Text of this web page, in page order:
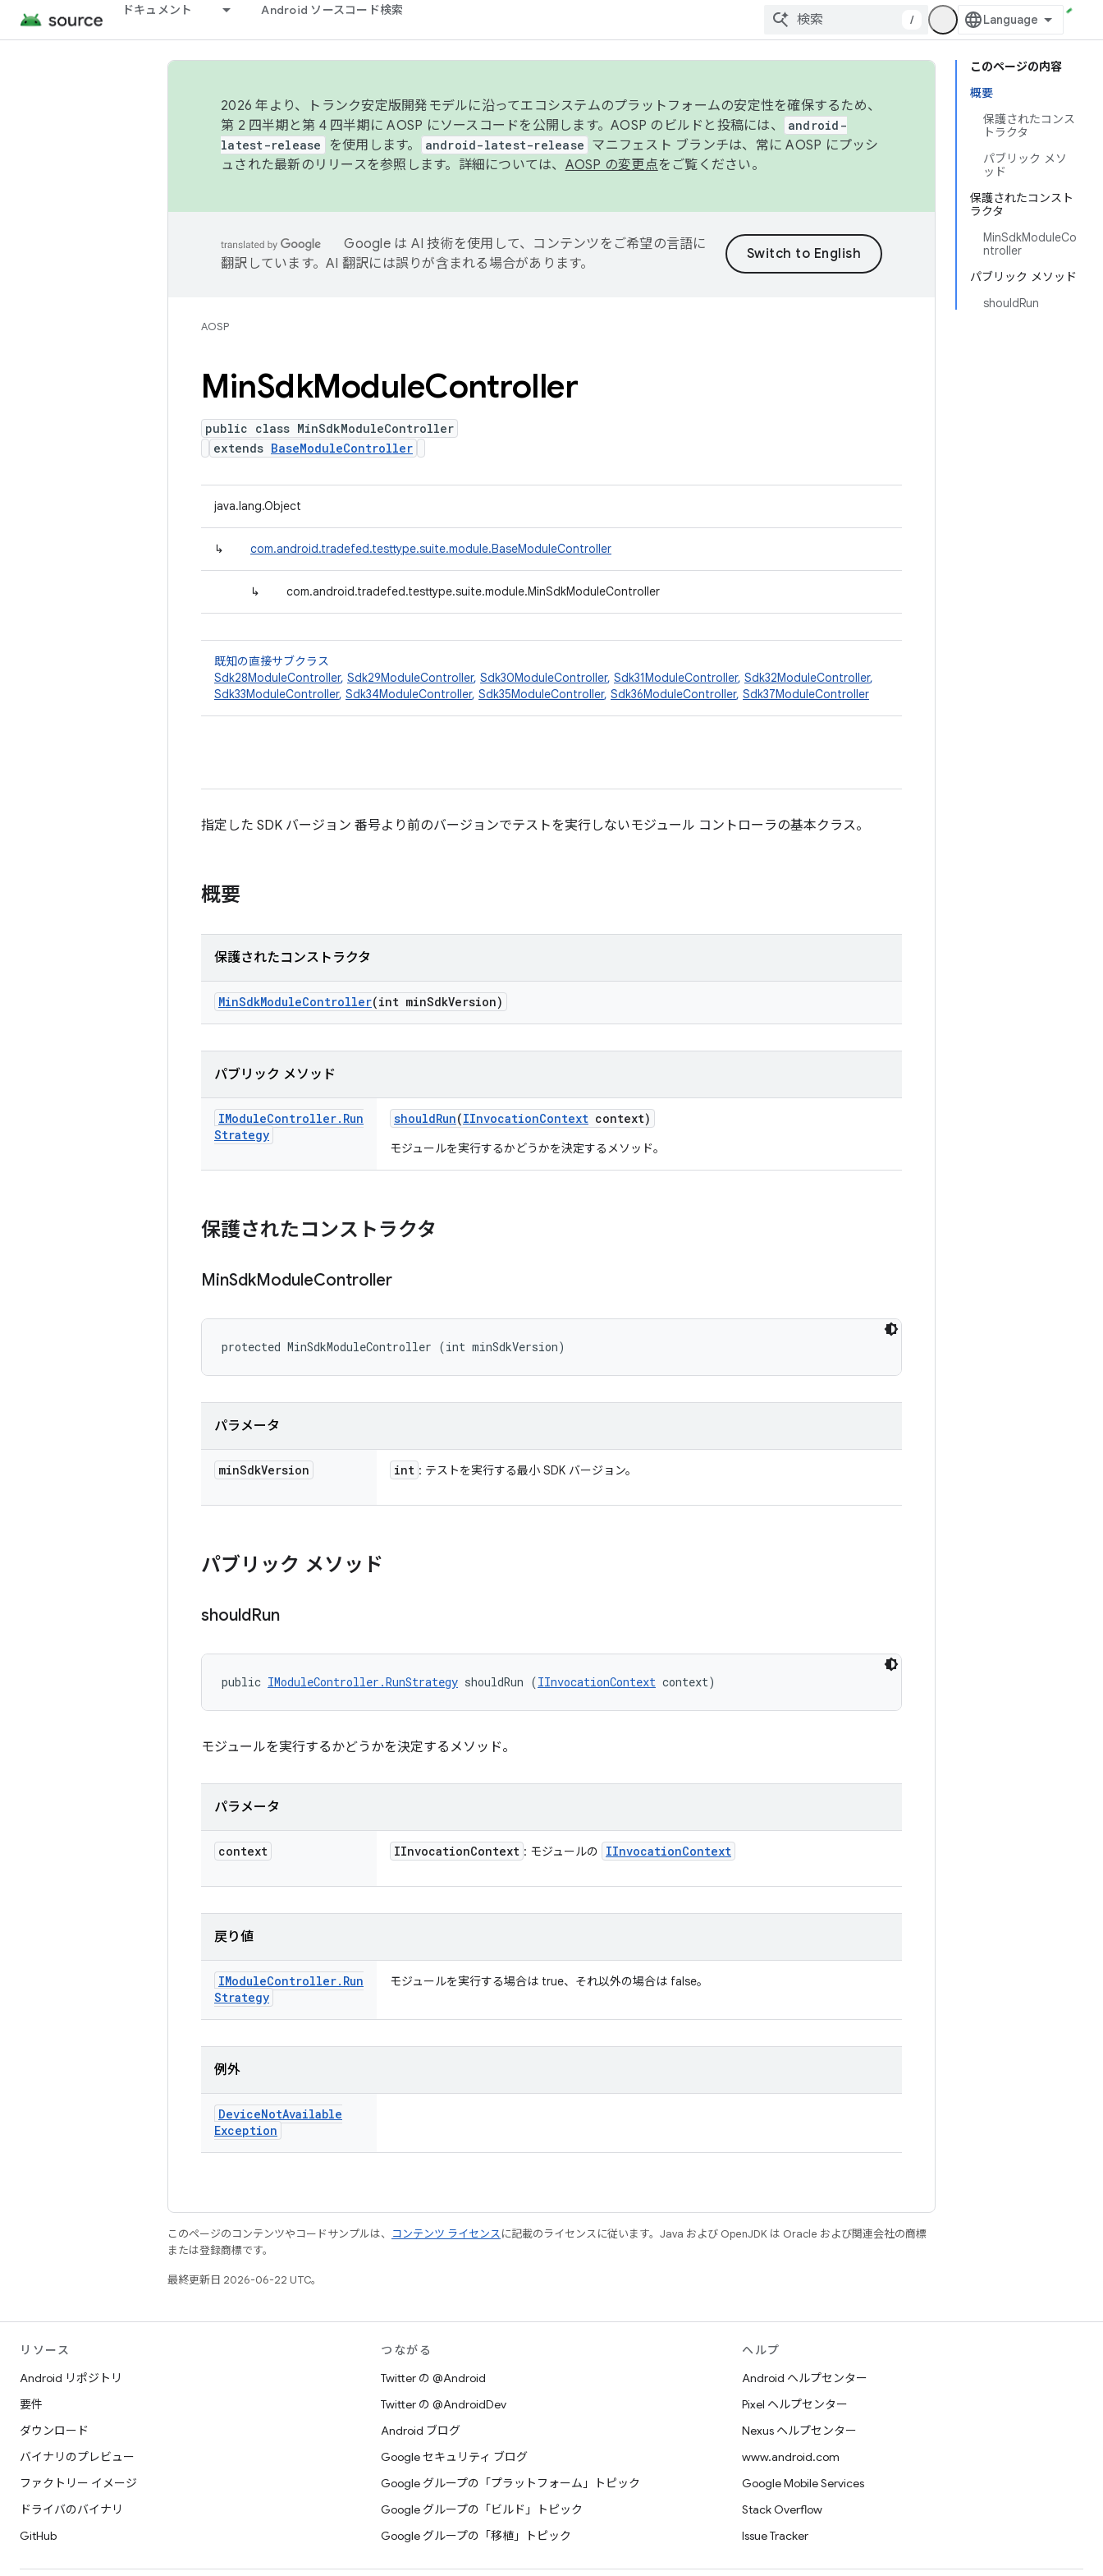
ドキュメント Android ソースコード検索
/
このページの内容
概要
保護されたコンス
トラクタ
パブリック メソ
ッド
保護されたコンスト
ラクタ
MinSdkModuleCo
ntroller
パブリック メソッド
shouldRun
2026 年より、トランク安定版開発モデルに沿ってエコシステムのプラットフォームの安定性を確保するため、
第 2 四半期と第 4 四半期に AOSP にソースコードを公開します。AOSP のビルドと投稿には、
android-
latest-release
を使用します。 android-latest-release マニフェスト ブランチは、常に AOSP にプッシ
ュされた最新のリリースを参照します。詳細については、 AOSP の変更点をご覧ください。
Google は AI 技術を使用して、コンテンツをご希望の言語に
翻訳しています。AI 翻訳には誤りが含まれる場合があります。
AOSP
MinSdkModuleController
public class MinSdkModuleController
extends BaseModuleController
java.lang.Object
↳ com.android.tradefed.testtype.suite.module.BaseModuleController
↳ com.android.tradefed.testtype.suite.module.MinSdkModuleController
既知の直接サブクラス
Sdk28ModuleController, Sdk29ModuleController, Sdk30ModuleController, Sdk31ModuleController, Sdk32ModuleController,
Sdk33ModuleController, Sdk34ModuleController, Sdk35ModuleController, Sdk36ModuleController, Sdk37ModuleController
指定した SDK バージョン 番号より前のバージョンでテストを実行しないモジュール コントローラの基本クラス。
概要
保護されたコンストラクタ
MinSdkModuleController(int minSdkVersion)
パブリック メソッド
IModuleController. Run
Strategy
shouldRun(IInvocationContext context)
モジュールを実行するかどうかを決定するメソッド。
保護されたコンストラクタ
MinSdkModuleController
protected MinSdkModuleController (int minSdkVersion)
パラメータ
minSdkVersion int : テストを実行する最小 SDK バージョン。
パブリック メソッド
shouldRun
public IModuleController.RunStrategy shouldRun (IInvocationContext context)
モジュールを実行するかどうかを決定するメソッド。
パラメータ
context IInvocationContext : モジュールの IInvocationContext
戻り値
IModuleController. Run
Strategy
モジュールを実行する場合は true、それ以外の場合は false。
例外
DeviceNotAvailable
Exception
このページのコンテンツやコードサンプルは、 コンテンツ ライセンスに記載のライセンスに従います。Java および OpenJDK は Oracle および関連会社の商標
または登録商標です。
最終更新日 2026-06-22 UTC。
リソース
Android リポジトリ
要件
ダウンロード
バイナリのプレビュー
ファクトリー イメージ
ドライバのバイナリ
GitHub
つながる
Twitter の @Android
Twitter の @AndroidDev
Android ブログ
Google セキュリティ ブログ
Google グループの「プラットフォーム」トピック
Google グループの「ビルド」トピック
Google グループの「移植」トピック
ヘルプ
Android ヘルプセンター
Pixel ヘルプセンター
Nexus ヘルプセンター
www.android.com
Google Mobile Services
Stack Overflow
Issue Tracker